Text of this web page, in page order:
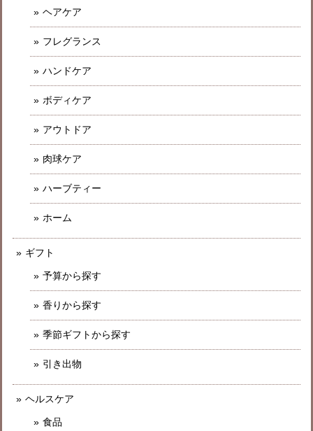
ヘアケア
フレグランス
ハンドケア
ボディケア
アウトドア
肉球ケア
ハーブティー
ホーム
ギフト
予算から探す
香りから探す
季節ギフトから探す
引き出物
ヘルスケア
食品